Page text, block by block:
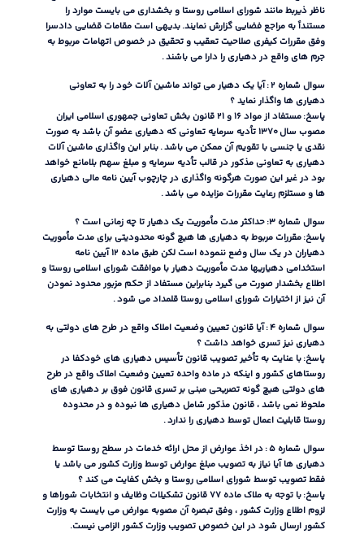
ناظر ذیربط مانند شورای اسلامی روستا و بخشداری می بایست موارد را
مستنداً به مراجع فضایی گزارش نمایند.بدیهی است مقامات قضایی دادسرا
وفق مقررات کیفری صلاحیت تعقیب و تحقیق در خصوص اتهامات مربوط به
جرم های واقع در دهیاری را دارا می باشند.
سوال شماره ۲ :آیا یک دهیار می تواند ماشین آلات خود را به تعاونی
دهیاری ها واگذار نماید ؟
پاسخ:
مستفاد از مواد ۱۶ و ۲۱ قانون بخش تعاونی جمهوری اسلامی ایران
مصوب سال ۱۳۷۰ تاُدیه سرمایه تعاونی که دهیاری عضو آن باشد به صورت
نقدی یا جنسی با تقویم آن ممکن می باشد.بنابر این واگذاری ماشین آلات
دهیاری به تعاونی مذکور در قالب تاُدیه سرمایه و مبلغ سهم بلامانع خواهد
بود در غیر این صورت هرگونه واگذاری در چارچوب آیین نامه مالی دهیاری
ها و مستلزم رعایت مقررات مزایده می باشد.
سوال شماره ۳ :حداکثر مدت ماُموریت یک دهیار تا چه زمانی است ؟
پاسخ:مقررات مربوط به دهیاری ها هیچ گونه محدودیتی برای مدت ماُموریت
دهیاران در یک سال وضع ننموده است لکن طبق ماده ۱۲ آیین نامه
استخدامی دهیاریها مدت ماُموریت دهیار با موافقت شورای اسلامی روستا و
اطلاع بخشدار صورت می گیرد بنابراین مستفاد از حکم مزبور محدود نمودن
آن نیز از اختیارات شورای اسلامی روستا قلمداد می شود.
سوال شماره ۴ :آیا قانون تعیین وضعیت املاک واقع در طرح های دولتی به
دهیاری نیز تسری خواهد داشت ؟
پاسخ:با عنایت به تاُخیر تصویب قانون تاُسیس دهیاری های خودکفا در
روستاهای کشور و اینکه در ماده واحده تعیین وضعیت املاک واقع در طرح
های دولتی هیچ گونه تصریحی مبنی بر تسری قانون فوق بر دهیاری های
ملحوظ نمی باشد ، قانون مذکور شامل دهیاری ها نبوده و در محدوده
روستا قابلیت اعمال توسط دهیاری را ندارد.
سوال شماره ۵ :در اخذ عوارض از محل ارائه خدمات در سطح روستا توسط
دهیاری ها آیا نیاز به تصویب مبلغ عوارض توسط وزارت کشور می باشد یا
فقط تصویب توسط شورای اسلامی روستا و بخش کفایت می کند ؟
پاسخ:
با توجه به ملاک ماده ۷۷ قانون تشکیلات وظایف و انتخابات شوراها و
لزوم اطلاع وزارت کشور ، وفق تبصره آن مصوبه عوارض می بایست به وزارت
کشور ارسال شود در این خصوص تصویب وزارت کشور الزامی نیست.